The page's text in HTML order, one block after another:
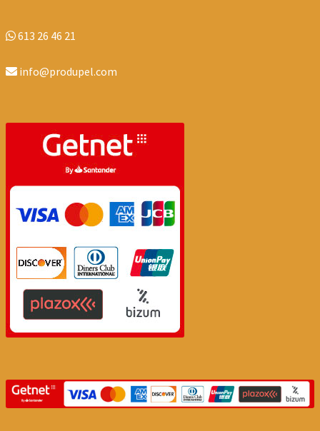
613 26 46 21
info@produpel.com